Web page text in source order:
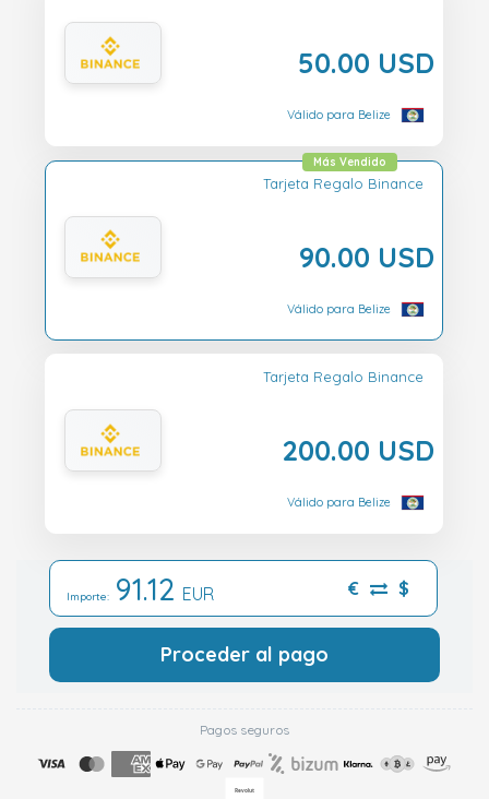
50.00 USD
Válido para Belize
Tarjeta Regalo Binance
90.00 USD
Más Vendido
Válido para Belize
Tarjeta Regalo Binance
200.00 USD
Válido para Belize
Importe: 91.12 EUR € $
Proceder al pago
Pagos seguros